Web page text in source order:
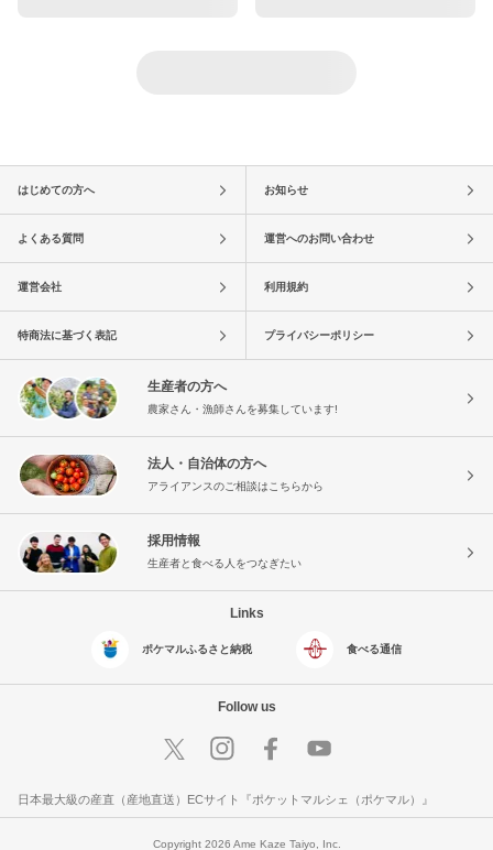
はじめての方へ お知らせ
よくある質問 運営へのお問い合わせ
運営会社 利用規約
特商法に基づく表記 プライバシーポリシー
生産者の方へ
農家さん・漁師さんを募集しています!
法人・自治体の方へ
アライアンスのご相談はこちらから
採用情報
生産者と食べる人をつなぎたい
Links
ポケマルふるさと納税 食べる通信
Follow us
日本最大級の産直（産地直送）ECサイト『ポケットマルシェ（ポケマル）』
Copyright 2026 Ame Kaze Taiyo, Inc.